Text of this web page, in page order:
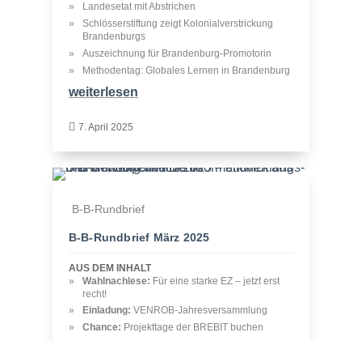
Landesetat mit Abstrichen
Schlösserstiftung zeigt Kolonialverstrickung
Brandenburgs
Auszeichnung für Brandenburg-Promotorin
Methodentag: Globales Lernen in Brandenburg
weiterlesen
 7. April 2025
B-B-Rundbrief
B‑B-Rundbrief März 2025
AUS DEM INHALT
Wahlnachlese: Für eine starke EZ – jetzt erst
recht!
Einladung: VENROB-Jahresversammlung
Chance: Projekttage der BREBIT buchen